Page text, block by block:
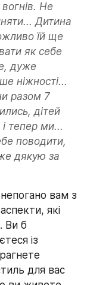
Не
Дитина
їй ще
як себе
дуже
ніжності...
разом 7
дітей
тепер ми...
поводити,
дякую за
вам з
які
Ви б
із
для вас